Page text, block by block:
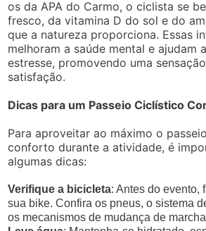
os da APA do Carmo, o ciclista se
fresco, da vitamina D do sol e do
que a natureza proporciona. Essas
melhoram a saúde mental e ajudam
estresse, promovendo uma
satisfação.
Dicas para um Passeio Ciclístico
Para aproveitar ao máximo o
conforto durante a atividade, é
algumas dicas:
Verifique a bicicleta: Antes do evento,
sua bike. Confira os pneus, o sistema
os mecanismos de mudança de